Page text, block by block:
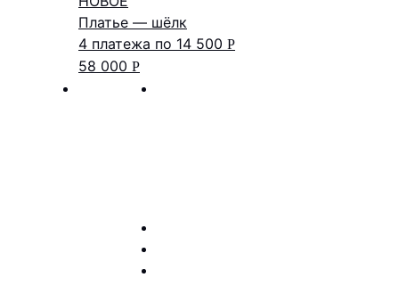
Платье — шёлк
4 платежа по 14 500 Р
58 000 Р